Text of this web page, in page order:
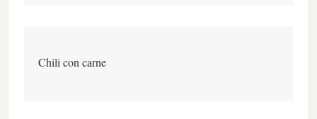
Chili con carne